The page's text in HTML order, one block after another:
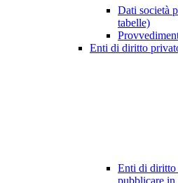
Dati società
tabelle)
Enti di diritto
Enti di diritto